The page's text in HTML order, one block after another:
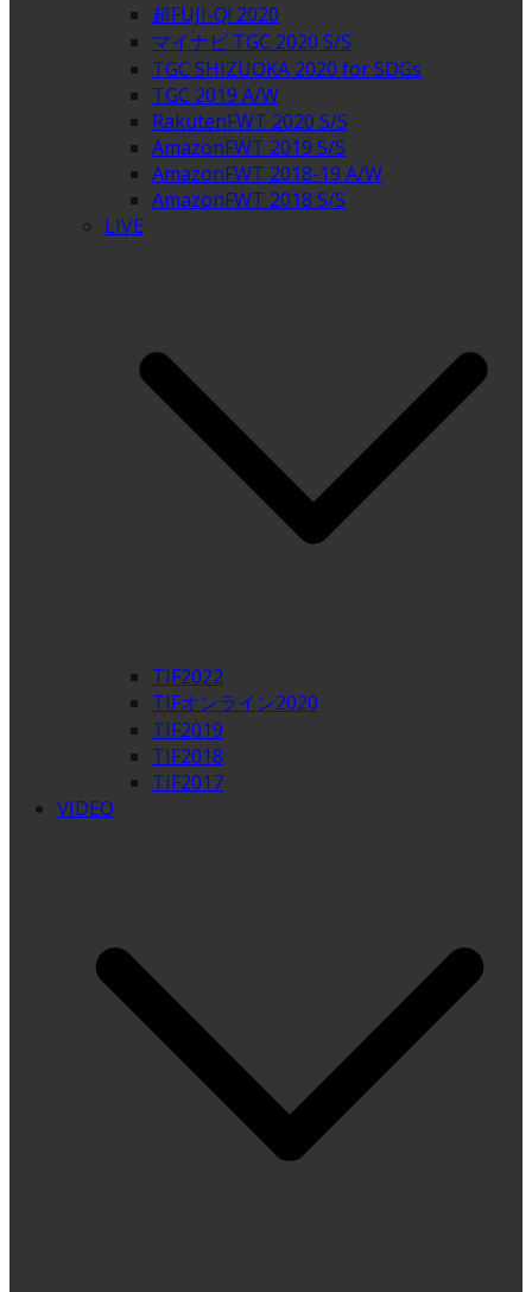
超FUJI-Q! 2020
マイナビ TGC 2020 S/S
TGC SHIZUOKA 2020 for SDGs
TGC 2019 A/W
RakutenFWT 2020 S/S
AmazonFWT 2019 S/S
AmazonFWT 2018-19 A/W
AmazonFWT 2018 S/S
LIVE
TIF2022
TIFオンライン2020
TIF2019
TIF2018
TIF2017
VIDEO